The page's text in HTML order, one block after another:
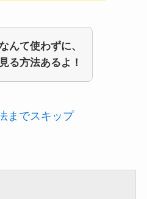
んて使わずに、
る方法あるよ！
までスキップ